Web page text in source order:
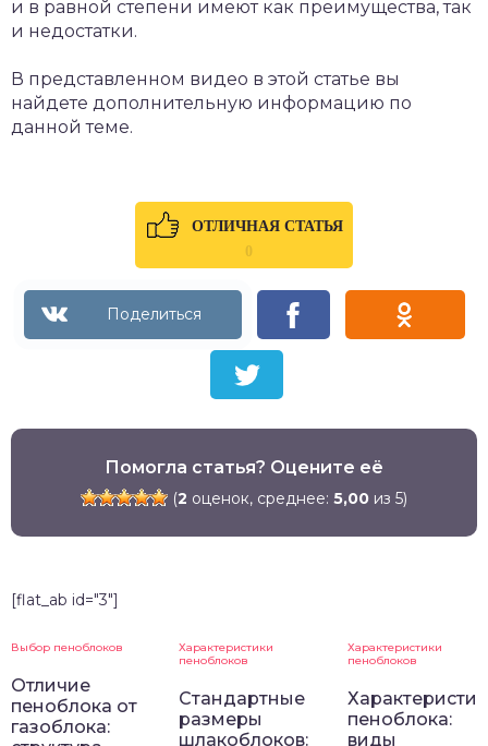
и в равной степени имеют как преимущества, так
и недостатки.
В представленном видео в этой статье вы
найдете дополнительную информацию по
данной теме.
ОТЛИЧНАЯ СТАТЬЯ
0
Помогла статья? Оцените её
(2 оценок, среднее: 5,00 из 5)
[flat_ab id="3"]
Выбор пеноблоков
Отличие
пеноблока от
газоблока:
Характеристики
пеноблоков
Стандартные
размеры
шлакоблоков:
Характеристики
пеноблоков
пеноблока:
виды